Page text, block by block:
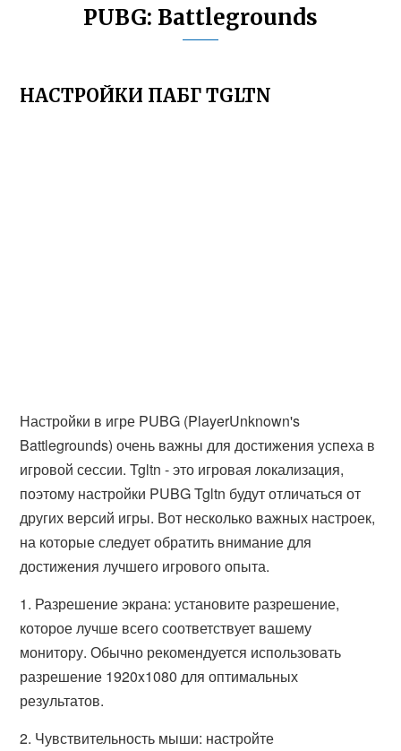
PUBG: Battlegrounds
НАСТРОЙКИ ПАБГ TGLTN
Настройки в игре PUBG (PlayerUnknown's
Battlegrounds) очень важны для достижения успеха в
игровой сессии. Tgltn - это игровая локализация,
поэтому настройки PUBG Tgltn будут отличаться от
других версий игры. Вот несколько важных настроек,
на которые следует обратить внимание для
достижения лучшего игрового опыта.
1. Разрешение экрана: установите разрешение,
которое лучше всего соответствует вашему
монитору. Обычно рекомендуется использовать
разрешение 1920x1080 для оптимальных
результатов.
2. Чувствительность мыши: настройте